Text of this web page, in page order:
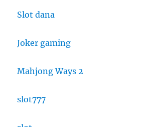
Slot dana
Joker gaming
Mahjong Ways 2
slot777